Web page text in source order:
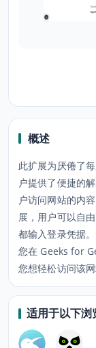
概述
此扩展为厌倦了
户提供了便捷的
户访问网站的内
展，用户可以自
都输入登录凭据
您在 Geeks for
您想轻松访问该
适用于以下浏